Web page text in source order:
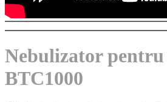
Nebulizator
BTC1000